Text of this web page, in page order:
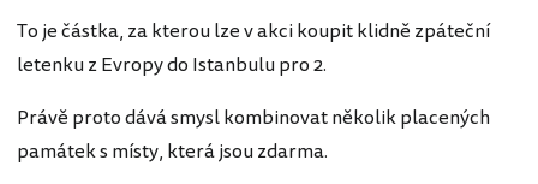
To je částka, za kterou lze v akci koupit klidně zpáteční
letenku z Evropy do Istanbulu pro 2.
Právě proto dává smysl kombinovat několik placených
památek s místy, která jsou zdarma.